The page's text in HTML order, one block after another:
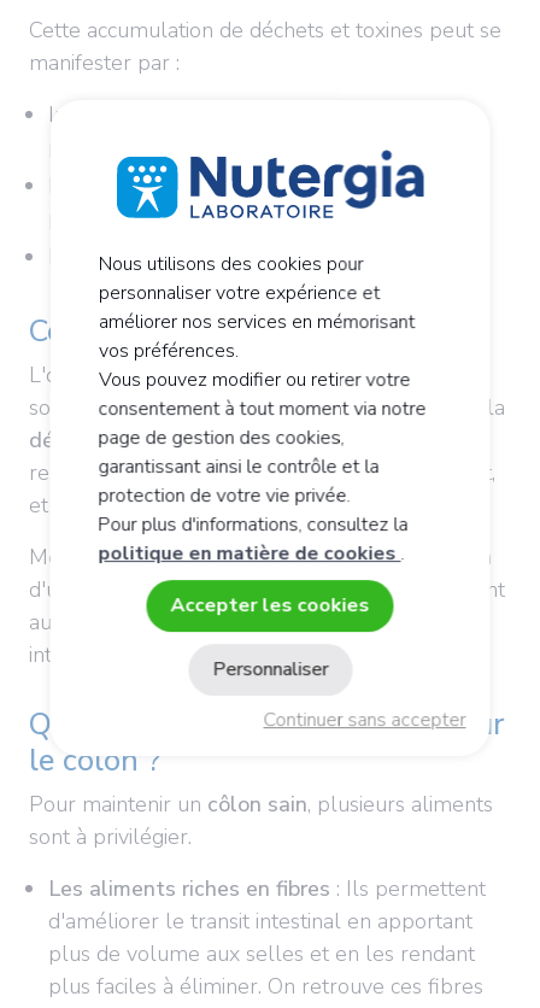
Cette accumulation de déchets et toxines peut se
manifester par :
Inconforts intestinaux (gaz, ballonnements,
Fatigue et manque de vitalité (sensation de ne
pas être en "bonne santé")
Peau terne, teint brouillé
Comment reposer son côlon ?
L'organe s'épuise à réaliser ses fonctions. Une
solution peut permettre de simplifier sa tâche : la
détoxification et purificationpourront aider à
restaurer son équilibre, son bon fonctionnement,
et ainsi retrouver le bien-être général.
Même sans désagrément particulier, le maintien
d'un côlon sain purifié régulièrement, notamment
au moment des changements de saison est
intéressant.
Quels sont les aliments bons pour
le colon ?
Pour maintenir un côlon sain, plusieurs aliments
sont à privilégier.
Les aliments riches en fibres : Ils permettent
d'améliorer le transit intestinal en apportant
plus de volume aux selles et en les rendant
plus faciles à éliminer. On retrouve ces fibres
Nous utilisons des cookies pour
personnaliser votre expérience et
améliorer nos services en mémorisant
vos préférences.
Vous pouvez modifier ou retirer votre
consentement à tout moment via notre
page de gestion des cookies,
garantissant ainsi le contrôle et la
protection de votre vie privée.
Pour plus d'informations, consultez la
politique en matière de cookies .
Accepter les cookies
Continuer sans accepter
Personnaliser